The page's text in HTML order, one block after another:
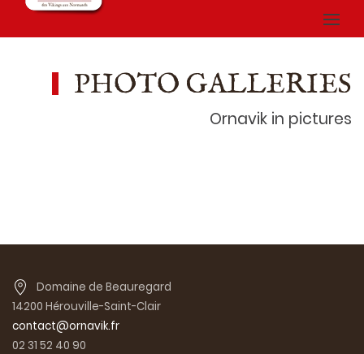
PHOTO GALLERIES
Ornavik in pictures
Domaine de Beauregard
14200 Hérouville-Saint-Clair
contact@ornavik.fr
02 31 52 40 90